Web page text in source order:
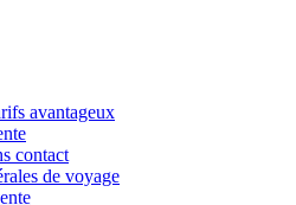
avantageux
contact
de voyage